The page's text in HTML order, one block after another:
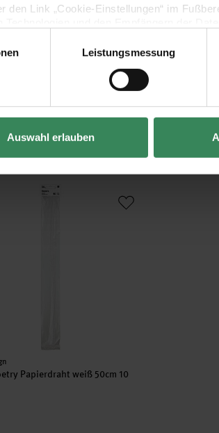
Link „Cookie-Einstellungen“ im
Leistungsmessung
Auswahl erlauben
Papierdraht weiß 50cm 10 Stück
Papierdraht weiß 50cm 10